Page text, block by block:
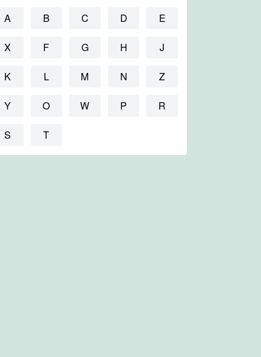
A B C D E
X F G H J
K L M N Z
Y O W P R
S T